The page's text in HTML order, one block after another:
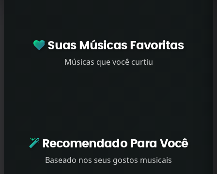
Suas Músicas Favoritas
Músicas que você curtiu
Recomendado Para Você
Baseado nos seus gostos musicais